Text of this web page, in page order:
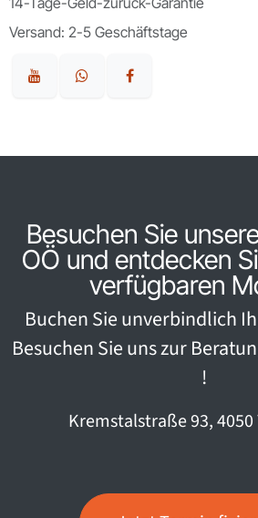
Versand: 2-5 Geschäftstage
Besuchen Sie
OÖ und entdecken
verfügbaren
Buchen Sie unverbindlich
Besuchen Sie uns zur
!
Kremstalstraße 93,